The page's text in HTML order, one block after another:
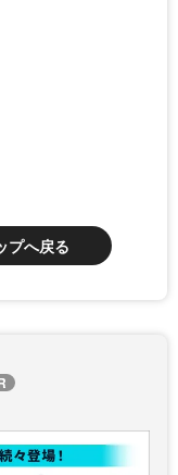
プへ戻る